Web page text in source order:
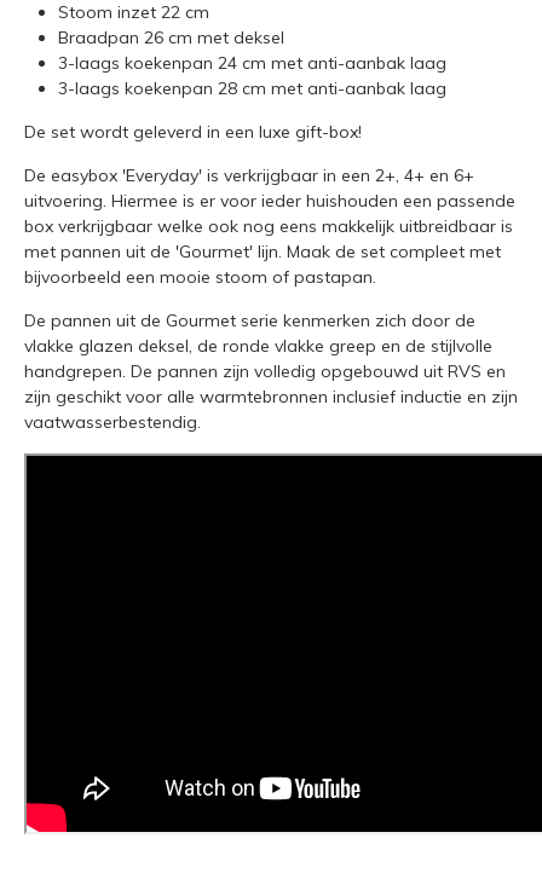
Stoom inzet 22 cm
Braadpan 26 cm met deksel
3-laags koekenpan 24 cm met anti-aanbak laag
3-laags koekenpan 28 cm met anti-aanbak laag
De set wordt geleverd in een luxe gift-box!
De easybox 'Everyday' is verkrijgbaar in een 2+, 4+ en 6+
uitvoering. Hiermee is er voor ieder huishouden een passende
box verkrijgbaar welke ook nog eens makkelijk uitbreidbaar is
met pannen uit de 'Gourmet' lijn. Maak de set compleet met
bijvoorbeeld een mooie stoom of pastapan.
De pannen uit de Gourmet serie kenmerken zich door de
vlakke glazen deksel, de ronde vlakke greep en de stijlvolle
handgrepen. De pannen zijn volledig opgebouwd uit RVS en
zijn geschikt voor alle warmtebronnen inclusief inductie en zijn
vaatwasserbestendig.